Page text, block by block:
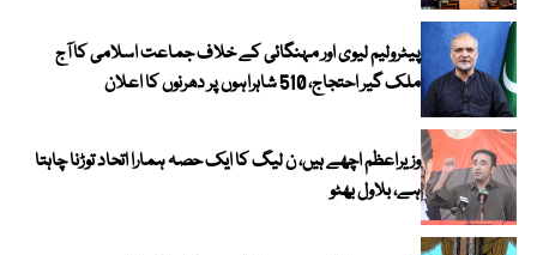
پیٹرولیم لیوی اور مہنگائی کے خلاف جماعت اسلامی کا آج
ملک گیر احتجاج، 510 شاہراہوں پر دھرنوں کا اعلان
وزیراعظم اچھے ہیں، ن لیگ کا ایک حصہ ہمارا اتحاد توڑنا چاہتا
ہے، بلاول بھٹو